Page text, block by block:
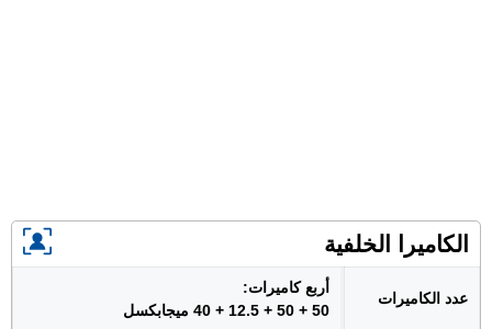
الكاميرا الخلفية
عدد الكاميرات
أربع كاميرات:
50 + 50 + 12.5 + 40 ميجابكسل